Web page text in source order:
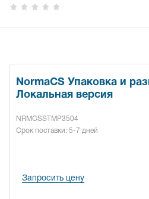
NormaCS Упаковка и
Локальная версия
NRMCSSTMP3504
Срок поставки: 5-7 дней
Запросить цену